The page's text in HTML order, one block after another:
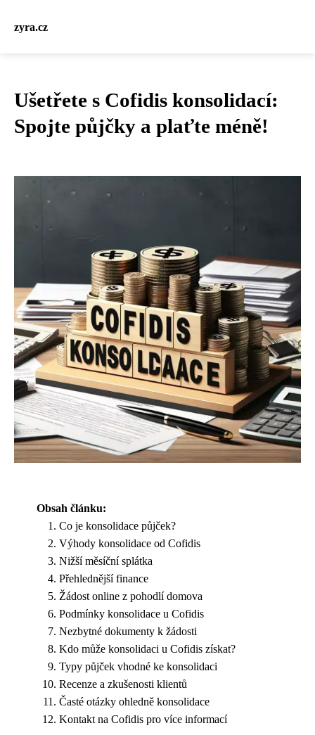
zyra.cz
Ušetřete s Cofidis konsolidací:
Spojte půjčky a plaťte méně!
Obsah článku:
Co je konsolidace půjček?
Výhody konsolidace od Cofidis
Nižší měsíční splátka
Přehlednější finance
Žádost online z pohodlí domova
Podmínky konsolidace u Cofidis
Nezbytné dokumenty k žádosti
Kdo může konsolidaci u Cofidis získat?
Typy půjček vhodné ke konsolidaci
Recenze a zkušenosti klientů
Časté otázky ohledně konsolidace
Kontakt na Cofidis pro více informací